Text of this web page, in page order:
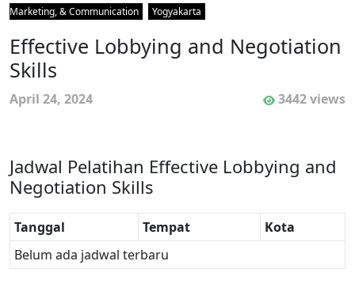
Marketing, & Communication
Yogyakarta
Effective Lobbying and Negotiation
Skills
April 24, 2024 3442 views
Jadwal Pelatihan Effective Lobbying and
Negotiation Skills
Tanggal Tempat
Kota
Belum ada jadwal terbaru